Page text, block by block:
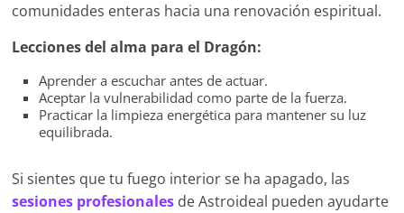
comunidades enteras hacia una renovación espiritual.
Lecciones del alma para el Dragón:
Aprender a escuchar antes de actuar.
Aceptar la vulnerabilidad como parte de la fuerza.
Practicar la limpieza energética para mantener su luz
equilibrada.
Si sientes que tu fuego interior se ha apagado, las
sesiones profesionales de Astroideal pueden ayudarte